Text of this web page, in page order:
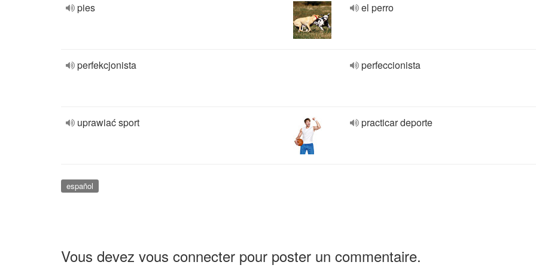
pies el perro
perfekcjonista perfeccionista
uprawiać sport practicar deporte
español
Vous devez vous connecter pour poster un commentaire.